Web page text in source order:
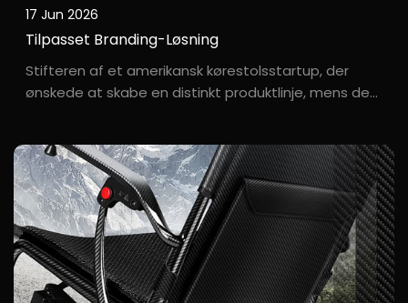
17 Jun 2026
Tilpasset Branding-Løsning
Stifteren af et amerikansk kørestolsstartup, der
ønskede at skabe en distinkt produktlinje, mens de
kørestolsmærke, "F***mWheel", i Californien. Han ville
ikke blot...